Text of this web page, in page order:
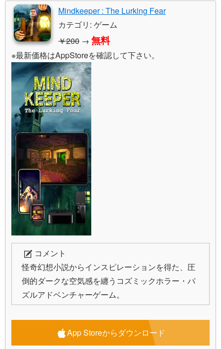
Mindkeeper : The Lurking Fear
カテゴリ: ゲーム
￥200 → 無料
※最新価格はAppStoreを確認して下さい。
コメント
怪奇幻想小説からインスピレーションを得た、圧
倒的ダークな空気感を纏うコズミックホラー・パ
ズルアドベンチャーゲーム。
App Storeからダウンロード